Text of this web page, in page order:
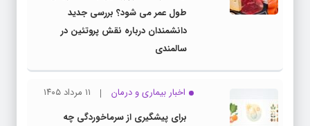
طول عمر می شود؟ بررسی جدید
دانشمندان درباره نقش پروتئین در
سالمندی
اخبار بیماری و درمان
۱۱ مرداد ۱۴۰۵
برای پیشگیری از سرماخوردگی چه